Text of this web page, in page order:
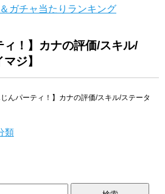
ガチャ当たりランキング
ィ！】カナの評価/スキル/
ジ】
んパーティ！】カナの評価/スキル/ステータ
類